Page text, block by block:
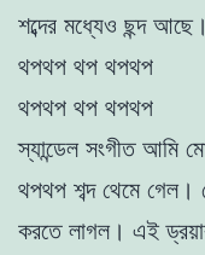
শব্দের মধ্যেও ছন্দ আছে।
থপথপ থপ থপথপ
থপথপ থপ থপথপ
স্যান্ডেল সংগীত আমি
থপথপ শব্দ থেমে গেল।
করতে লাগল। এই